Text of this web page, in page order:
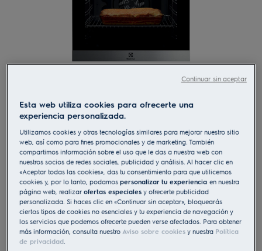
COH3H54TX
Horno multifunción Serie 300
Convection con Aqua Clean
4.8 (824)
Ficha de información del producto
Beneficios
El horno de convección Serie 300 se calienta muy rápido y cocina
uniformemente.
El ventilador hace circular el calor constante y uniformemente.
AquaClean limpia el horno con vapor.
Esta web utiliza cookies para ofrecerte una
experiencia personalizada.
Utilizamos cookies y otras tecnologías similares para mejorar nuestro sitio
web, así como para fines promocionales y de marketing. También
compartimos información sobre el uso que le das a nuestra web con
nuestros socios de redes sociales, publicidad y análisis. Al hacer clic en
«Aceptar todas las cookies», das tu consentimiento para que utilicemos
cookies y, por lo tanto, podamospersonalizar tu experienciaen nuestra
página web, realizarofertas especiales y ofrecerte publicidad
personalizada. Si haces clic en «Continuar sin aceptar», bloquearás
ciertos tipos de cookies no esenciales y tu experiencia de navegación y
los servicios que podemos ofrecerte pueden verse afectados. Para obtener
más información, consulta nuestroAviso sobre cookies y nuestra Política
de privacidad.
Continuar sin aceptar